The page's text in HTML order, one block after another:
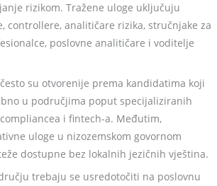
rizikom. Tražene uloge uključuju
controllere, analitičare rizika, stručnjake za
poslovne analitičare i voditelje
su otvorenije prema kandidatima koji
u područjima poput specijaliziranih
i fintech-a. Međutim,
uloge u nizozemskom govornom
dostupne bez lokalnih jezičnih vještina.
trebaju se usredotočiti na poslovnu